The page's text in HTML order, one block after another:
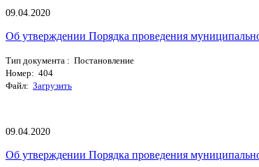
09.04.2020
Об утверждении Порядка проведения
Тип документа : Постановление
Номер: 404
Файл: Загрузить
09.04.2020
Об утверждении Порядка проведения